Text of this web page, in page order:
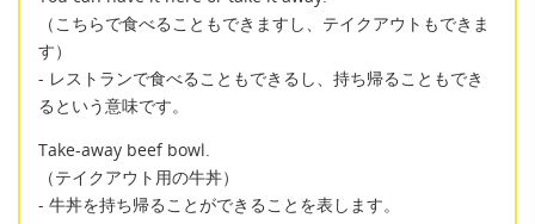
（こちらで食べることもできますし、テイクアウトもできま
す）
- レストランで食べることもできるし、持ち帰ることもでき
るという意味です。
Take-away beef bowl.
（テイクアウト用の牛丼）
- 牛丼を持ち帰ることができることを表します。